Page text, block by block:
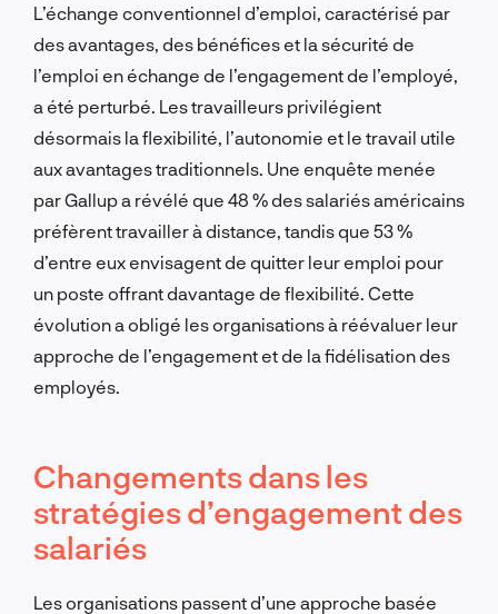
L’échange conventionnel d’emploi, caractérisé par
des avantages, des bénéfices et la sécurité de
l’emploi en échange de l’engagement de l’employé,
a été perturbé. Les travailleurs privilégient
désormais la flexibilité, l’autonomie et le travail utile
aux avantages traditionnels. Une enquête menée
par Gallup a révélé que 48 % des salariés américains
préfèrent travailler à distance, tandis que 53 %
d’entre eux envisagent de quitter leur emploi pour
un poste offrant davantage de flexibilité. Cette
évolution a obligé les organisations à réévaluer leur
approche de l’engagement et de la fidélisation des
employés.
Changements dans les
stratégies d’engagement des
salariés
Les organisations passent d’une approche basée